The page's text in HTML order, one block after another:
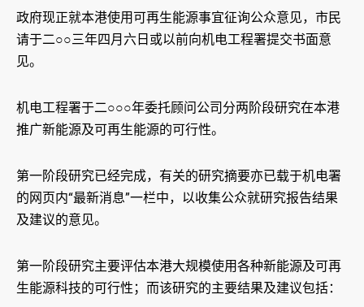
政府现正就本港使用可再生能源事宜征询公众意见，市民
请于二○○三年四月六日或以前向机电工程署提交书面意
见。
机电工程署于二○○○年委托顾问公司分两阶段研究在本港
推广新能源及可再生能源的可行性。
第一阶段研究已经完成，有关的研究摘要亦已载于机电署
的网页内“最新消息”一栏中，以收集公众就研究报告结果
及建议的意见。
第一阶段研究主要评估本港大规模使用各种新能源及可再
生能源科技的可行性；而该研究的主要结果及建议包括：